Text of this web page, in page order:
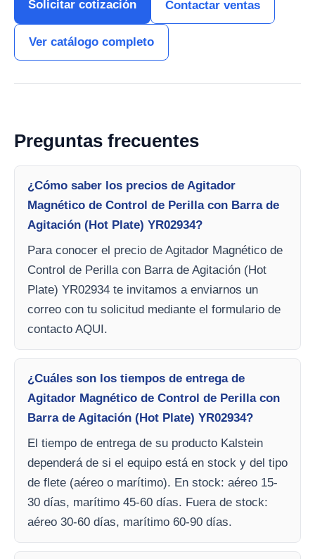
Solicitar cotización Contactar ventas
Ver catálogo completo
Preguntas frecuentes
¿Cómo saber los precios de Agitador
Magnético de Control de Perilla con Barra de
Agitación (Hot Plate) YR02934?
Para conocer el precio de Agitador Magnético de
Control de Perilla con Barra de Agitación (Hot
Plate) YR02934 te invitamos a enviarnos un
correo con tu solicitud mediante el formulario de
contacto AQUI.
¿Cuáles son los tiempos de entrega de
Agitador Magnético de Control de Perilla con
Barra de Agitación (Hot Plate) YR02934?
El tiempo de entrega de su producto Kalstein
dependerá de si el equipo está en stock y del tipo
de flete (aéreo o marítimo). En stock: aéreo 15-
30 días, marítimo 45-60 días. Fuera de stock:
aéreo 30-60 días, marítimo 60-90 días.